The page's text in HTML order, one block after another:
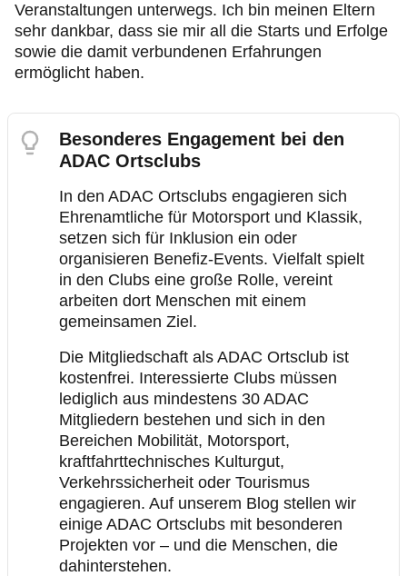
Veranstaltungen unterwegs. Ich bin meinen Eltern
sehr dankbar, dass sie mir all die Starts und Erfolge
sowie die damit verbundenen Erfahrungen
ermöglicht haben.
Besonderes Engagement bei den
ADAC Ortsclubs
In den ADAC Ortsclubs engagieren sich
Ehrenamtliche für Motorsport und Klassik,
setzen sich für Inklusion ein oder
organisieren Benefiz-Events. Vielfalt spielt
in den Clubs eine große Rolle, vereint
arbeiten dort Menschen mit einem
gemeinsamen Ziel.
Die Mitgliedschaft als ADAC Ortsclub ist
kostenfrei. Interessierte Clubs müssen
lediglich aus mindestens 30 ADAC
Mitgliedern bestehen und sich in den
Bereichen Mobilität, Motorsport,
kraftfahrttechnisches Kulturgut,
Verkehrssicherheit oder Tourismus
engagieren. Auf unserem Blog stellen wir
einige ADAC Ortsclubs mit besonderen
Projekten vor – und die Menschen, die
dahinterstehen.